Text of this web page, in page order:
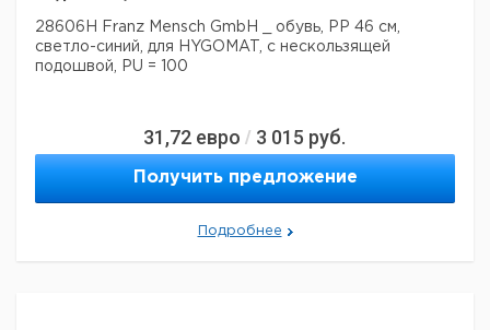
28606H Franz Mensch GmbH _ обувь, PP 46 см,
светло-синий, для HYGOMAT, с нескользящей
подошвой, PU = 100
31,72 евро / 3 015 руб.
Получить предложение
Подробнее